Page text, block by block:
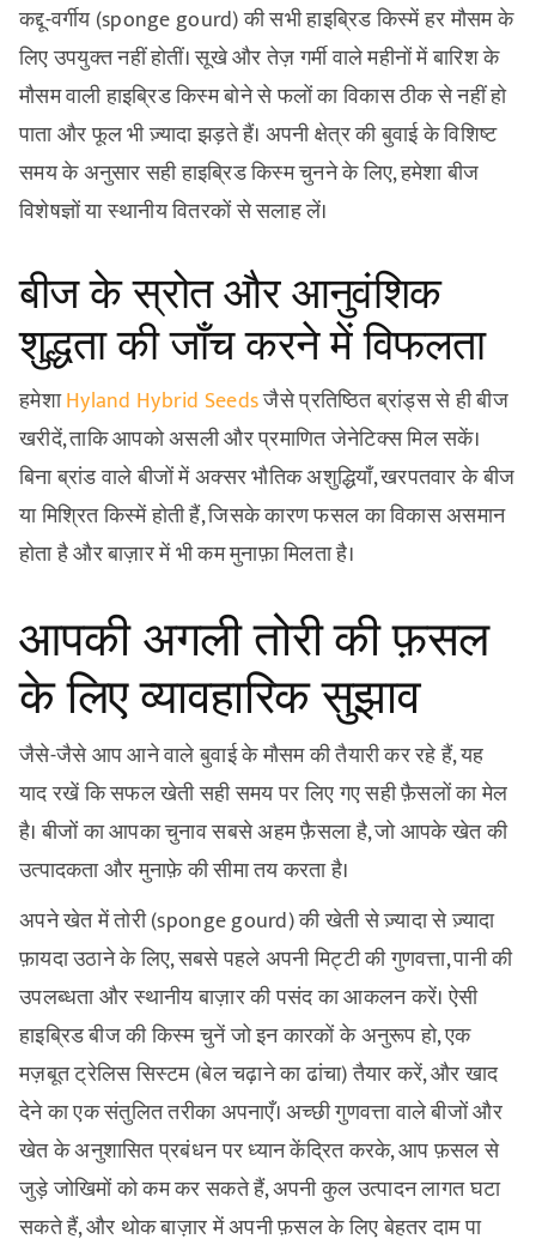
कद्दू-वर्गीय (sponge gourd) की सभी हाइब्रिड किस्में हर मौसम के
लिए उपयुक्त नहीं होतीं। सूखे और तेज़ गर्मी वाले महीनों में बारिश के
मौसम वाली हाइब्रिड किस्म बोने से फलों का विकास ठीक से नहीं हो
पाता और फूल भी ज़्यादा झड़ते हैं। अपनी क्षेत्र की बुवाई के विशिष्ट
समय के अनुसार सही हाइब्रिड किस्म चुनने के लिए, हमेशा बीज
विशेषज्ञों या स्थानीय वितरकों से सलाह लें।
बीज के स्रोत और आनुवंशिक
शुद्धता की जाँच करने में विफलता
हमेशाHyland Hybrid Seedsजैसे प्रतिष्ठित ब्रांड्स से ही बीज
खरीदें, ताकि आपको असली और प्रमाणित जेनेटिक्स मिल सकें।
बिना ब्रांड वाले बीजों में अक्सर भौतिक अशुद्धियाँ, खरपतवार के बीज
या मिश्रित किस्में होती हैं, जिसके कारण फसल का विकास असमान
होता है और बाज़ार में भी कम मुनाफ़ा मिलता है।
आपकी अगली तोरी की फ़सल
के लिए व्यावहारिक सुझाव
जैसे-जैसे आप आने वाले बुवाई के मौसम की तैयारी कर रहे हैं, यह
याद रखें कि सफल खेती सही समय पर लिए गए सही फ़ैसलों का मेल
है। बीजों का आपका चुनाव सबसे अहम फ़ैसला है, जो आपके खेत की
उत्पादकता और मुनाफ़े की सीमा तय करता है।
अपने खेत में तोरी (sponge gourd) की खेती से ज़्यादा से ज़्यादा
फ़ायदा उठाने के लिए, सबसे पहले अपनी मिट्टी की गुणवत्ता, पानी की
उपलब्धता और स्थानीय बाज़ार की पसंद का आकलन करें। ऐसी
हाइब्रिड बीज की किस्म चुनें जो इन कारकों के अनुरूप हो, एक
मज़बूत ट्रेलिस सिस्टम (बेल चढ़ाने का ढांचा) तैयार करें, और खाद
देने का एक संतुलित तरीका अपनाएँ। अच्छी गुणवत्ता वाले बीजों और
खेत के अनुशासित प्रबंधन पर ध्यान केंद्रित करके, आप फ़सल से
जुड़े जोखिमों को कम कर सकते हैं, अपनी कुल उत्पादन लागत घटा
सकते हैं, और थोक बाज़ार में अपनी फ़सल के लिए बेहतर दाम पा